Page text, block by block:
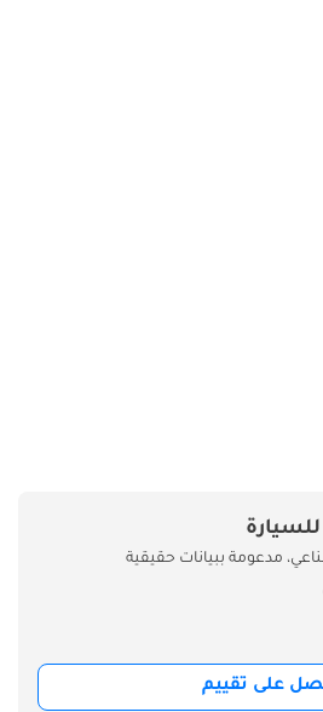
مدعومة ببيانات حقيقية
على تقييم